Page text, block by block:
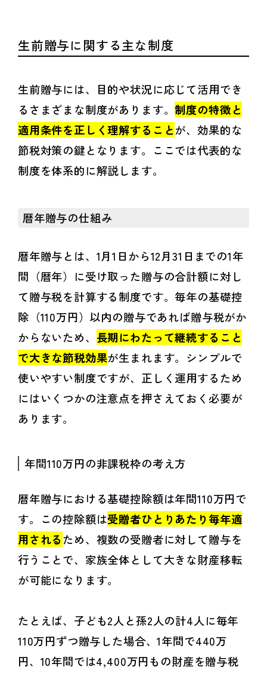
生前贈与に関する主な制度
生前贈与には、目的や状況に応じて活用でき
るさまざまな制度があります。 制度の特徴と
適用条件を正しく理解することが、効果的な
節税対策の鍵となります。ここでは代表的な
制度を体系的に解説します。
暦年贈与の仕組み
暦年贈与とは、1月1日から12月31日までの1年
間（暦年）に受け取った贈与の合計額に対し
て贈与税を計算する制度です。毎年の基礎控
除（110万円）以内の贈与であれば贈与税がか
からないため、 長期にわたって継続すること
で大きな節税効果が生まれます。シンプルで
使いやすい制度ですが、正しく運用するため
にはいくつかの注意点を押さえておく必要が
あります。
年間110万円の非課税枠の考え方
暦年贈与における基礎控除額は年間110万円で
す。この控除額は受贈者ひとりあたり毎年適
用されるため、複数の受贈者に対して贈与を
行うことで、家族全体として大きな財産移転
が可能になります。
たとえば、子ども2人と孫2人の計4人に毎年
110万円ずつ贈与した場合、1年間で440万
円、10年間では4,400万円もの財産を贈与税